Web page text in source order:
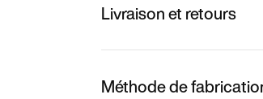
Livraison et retours
Méthode de